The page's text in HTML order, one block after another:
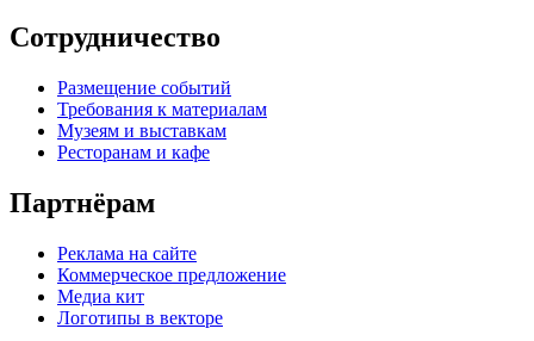
Сотрудничество
Размещение событий
Требования к материалам
Музеям и выставкам
Ресторанам и кафе
Партнёрам
Реклама на сайте
Коммерческое предложение
Медиа кит
Логотипы в векторе